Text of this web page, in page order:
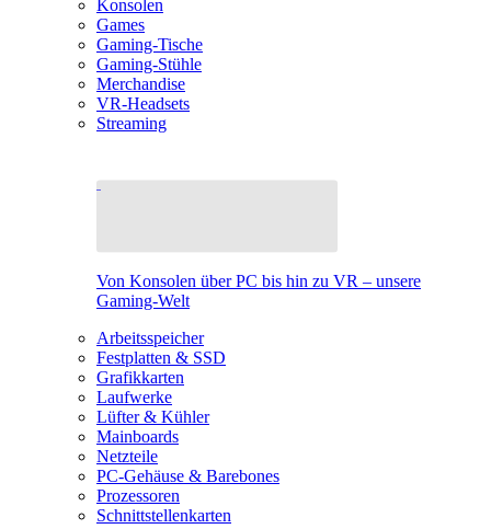
Konsolen
Games
Gaming-Tische
Gaming-Stühle
Merchandise
VR-Headsets
Streaming
Von Konsolen über PC bis hin zu VR – unsere
Gaming-Welt
Arbeitsspeicher
Festplatten & SSD
Grafikkarten
Laufwerke
Lüfter & Kühler
Mainboards
Netzteile
PC-Gehäuse & Barebones
Prozessoren
Schnittstellenkarten